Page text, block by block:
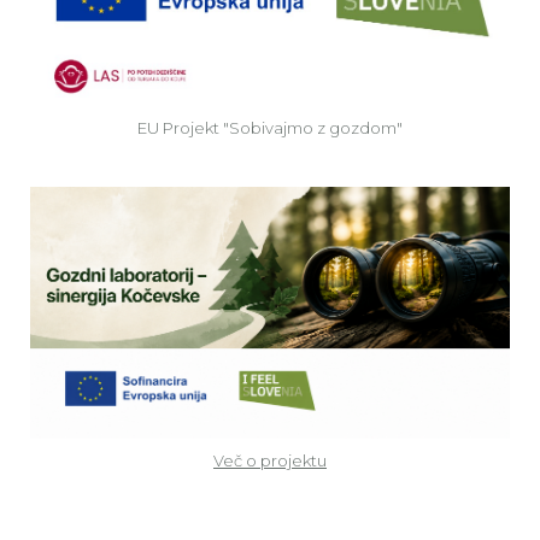
EU Projekt "Sobivajmo z gozdom"
Več o projektu